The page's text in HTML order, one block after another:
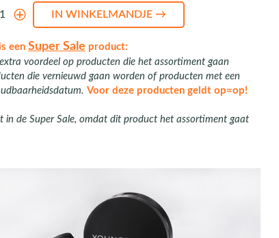
eenSuper Sale product:
voordeel op producten die het assortiment gaan
die vernieuwd gaan worden of producten met een
Voor deze producten geldt op=op!
in de Super Sale, omdat dit product het assortiment gaat